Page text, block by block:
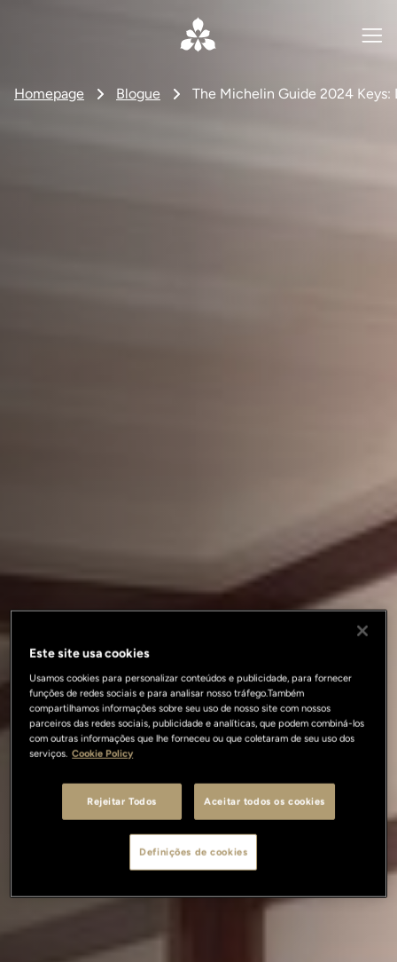
Homepage Blogue The Michelin Guide 2024
Este site usa cookies
Usamos cookies para personalizar conteúdos e publicidade, para fornecer
funções de redes sociais e para analisar nosso tráfego.Também
compartilhamos informações sobre seu uso de nosso site com nossos
parceiros das redes sociais, publicidade e analíticas, que podem combiná-los
com outras informações que lhe forneceu ou que coletaram de seu uso dos
serviços. Cookie Policy
Rejeitar Todos Aceitar todos os cookies
Definições de cookies